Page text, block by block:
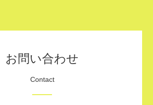
お問い合わせ
Contact